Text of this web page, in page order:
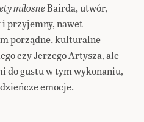
miłosneBairda, utwór,
i przyjemny, nawet
porządne, kulturalne
czy Jerzego Artysza, ale
do gustu w tym wykonaniu,
emocje.